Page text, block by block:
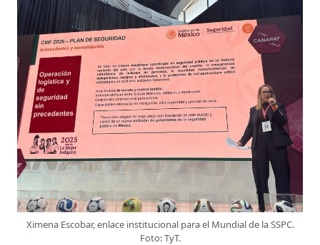
Ximena Escobar, enlace institucional para el Mundial de la SSPC.
Foto: TyT.